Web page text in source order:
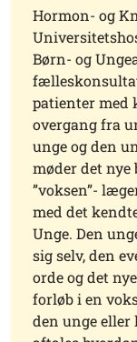
Hormon- og
Børn- og
patienter med
overgang fra
unge og den
møder det
”voksen”-
med det
Unge. Den
sig selv, den
orde og det
forløb i en
den unge eller